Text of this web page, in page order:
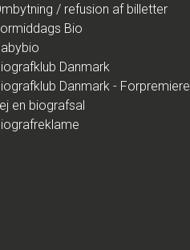
/ refusion af billetter
Bio
Danmark
Danmark - Forpremiere
en biografsal